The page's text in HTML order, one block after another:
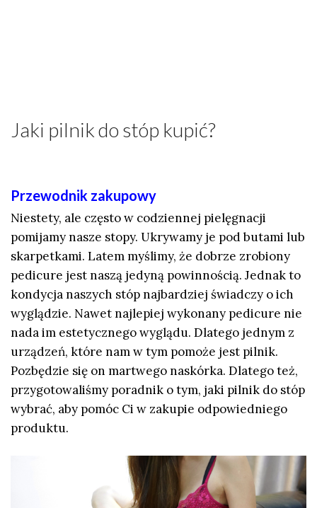
Jaki pilnik do stóp kupić?
Przewodnik zakupowy
Niestety, ale często w codziennej pielęgnacji
pomijamy nasze stopy. Ukrywamy je pod butami lub
skarpetkami. Latem myślimy, że dobrze zrobiony
pedicure jest naszą jedyną powinnością. Jednak to
kondycja naszych stóp najbardziej świadczy o ich
wyglądzie. Nawet najlepiej wykonany pedicure nie
nada im estetycznego wyglądu. Dlatego jednym z
urządzeń, które nam w tym pomoże jest pilnik.
Pozbędzie się on martwego naskórka. Dlatego też,
przygotowaliśmy poradnik o tym, jaki pilnik do stóp
wybrać, aby pomóc Ci w zakupie odpowiedniego
produktu.